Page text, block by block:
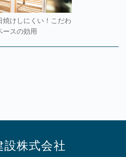
焼けしにくい！こだわ
ースの効用
設株式会社